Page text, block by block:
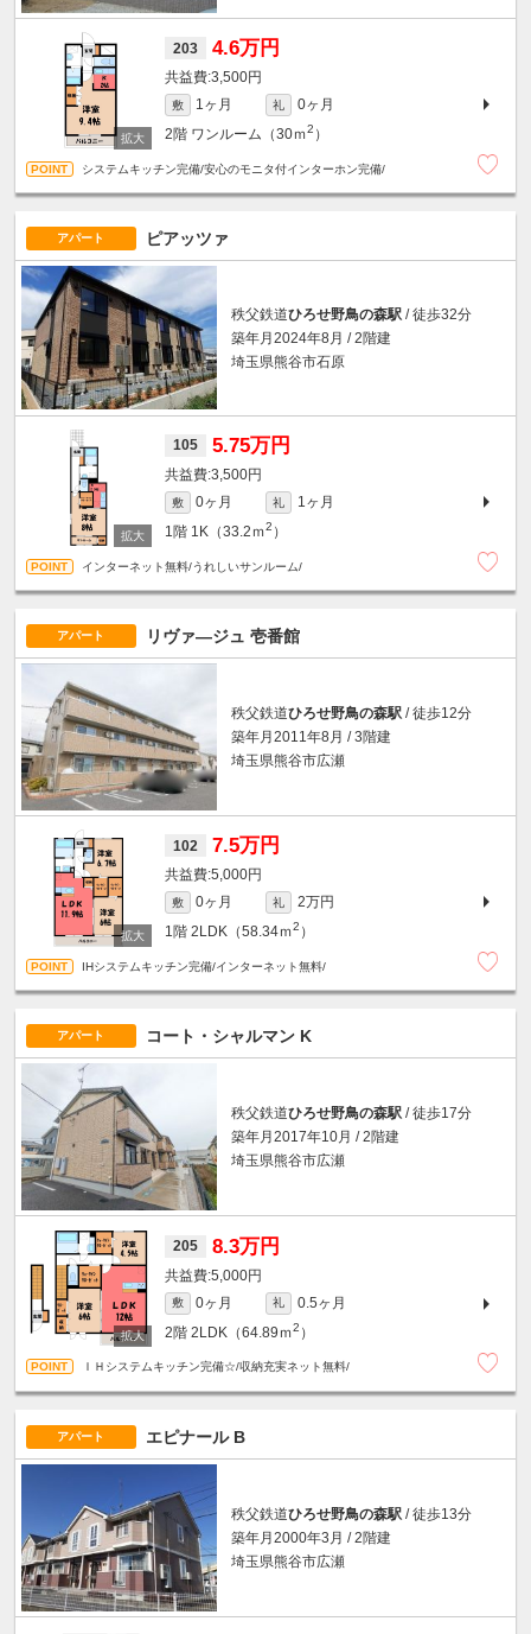
203 4.6万円
3,500円
敷 1ヶ月 礼
0ヶ月
2階 ワンルーム（30ｍ2 ）
システムキッチン完備/安心のモニタ付インターホン完備/
アパート ピアッツァ
秩父鉄道ひろせ野鳥の森駅 / 徒歩32分
築年月2024年8月 / 2階建
埼玉県熊谷市石原
105 5.75万円
3,500円
敷 0ヶ月 礼
1ヶ月
1階 1K（33.2ｍ2 ）
インターネット無料/うれしいサンルーム/
アパート リヴァ―ジュ 壱番館
秩父鉄道ひろせ野鳥の森駅 / 徒歩12分
築年月2011年8月 / 3階建
埼玉県熊谷市広瀬
102 7.5万円
5,000円
敷 0ヶ月 礼
2万円
1階 2LDK（58.34ｍ2 ）
IHシステムキッチン完備/インターネット無料/
アパート コート・シャルマン K
秩父鉄道ひろせ野鳥の森駅 / 徒歩17分
築年月2017年10月 / 2階建
埼玉県熊谷市広瀬
205 8.3万円
5,000円
敷 0ヶ月 礼
0.5ヶ月
2階 2LDK（64.89ｍ2 ）
ＩＨシステムキッチン完備☆/収納充実ネット無料/
アパート エピナール B
秩父鉄道ひろせ野鳥の森駅 / 徒歩13分
築年月2000年3月 / 2階建
埼玉県熊谷市広瀬